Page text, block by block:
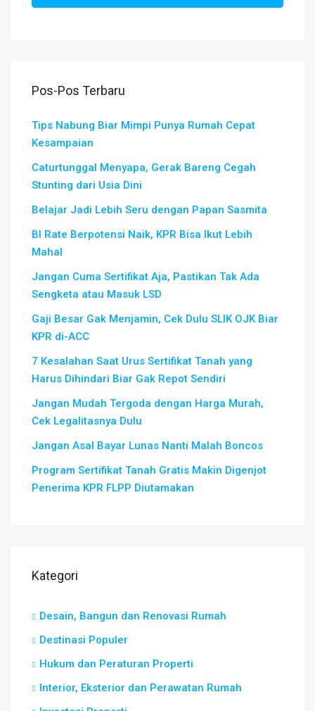
Pos-Pos Terbaru
Tips Nabung Biar Mimpi Punya Rumah Cepat
Kesampaian
Caturtunggal Menyapa, Gerak Bareng Cegah
Stunting dari Usia Dini
Belajar Jadi Lebih Seru dengan Papan Sasmita
BI Rate Berpotensi Naik, KPR Bisa Ikut Lebih
Mahal
Jangan Cuma Sertifikat Aja, Pastikan Tak Ada
Sengketa atau Masuk LSD
Gaji Besar Gak Menjamin, Cek Dulu SLIK OJK Biar
KPR di-ACC
7 Kesalahan Saat Urus Sertifikat Tanah yang
Harus Dihindari Biar Gak Repot Sendiri
Jangan Mudah Tergoda dengan Harga Murah,
Cek Legalitasnya Dulu
Jangan Asal Bayar Lunas Nanti Malah Boncos
Program Sertifikat Tanah Gratis Makin Digenjot
Penerima KPR FLPP Diutamakan
Kategori
Desain, Bangun dan Renovasi Rumah
Destinasi Populer
Hukum dan Peraturan Properti
Interior, Eksterior dan Perawatan Rumah